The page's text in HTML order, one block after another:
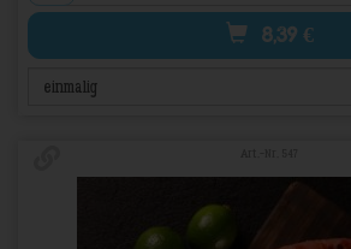
8,39 €